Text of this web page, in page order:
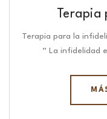
Terapia para la
“ La infidelidad